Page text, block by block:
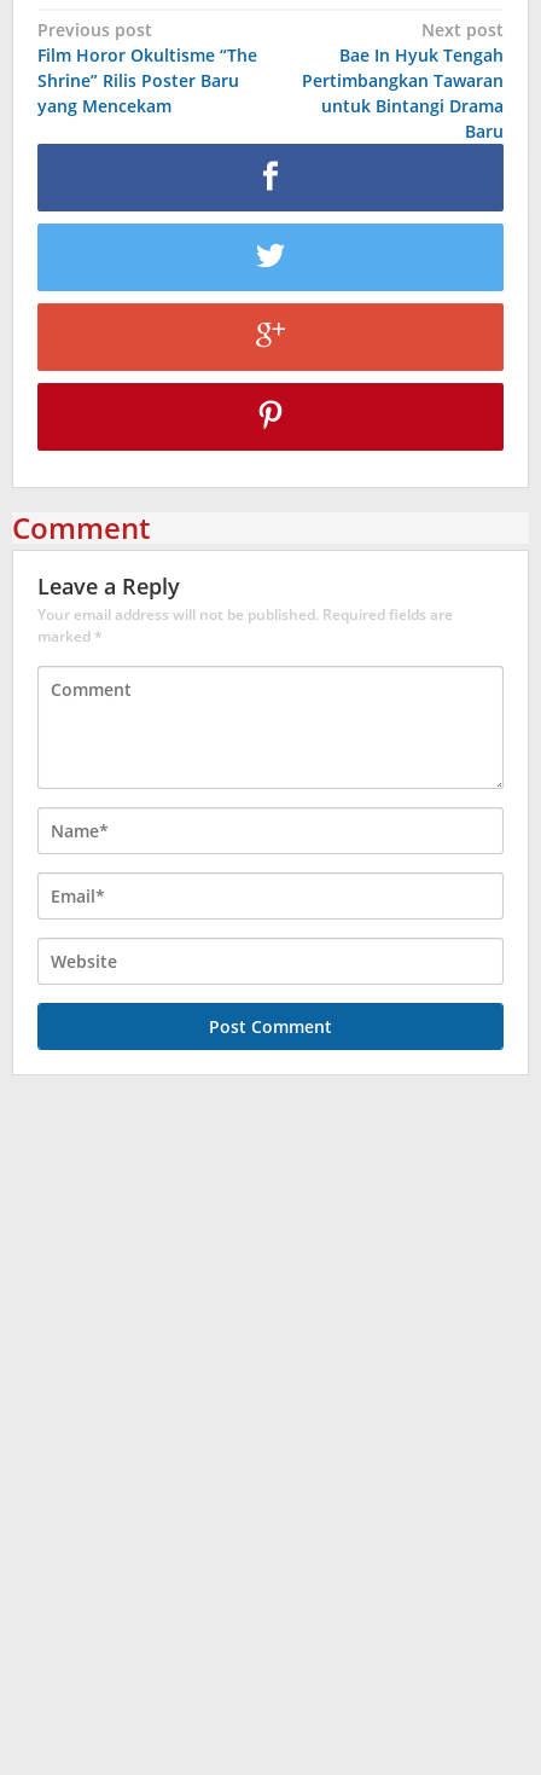
Post
navigation
Previous post
Film Horor Okultisme “The
Shrine” Rilis Poster Baru
yang Mencekam
Next post
Bae In Hyuk Tengah
Pertimbangkan Tawaran
untuk Bintangi Drama
Baru
Comment
Leave a Reply
Your email address will not be published. Required fields are
marked*